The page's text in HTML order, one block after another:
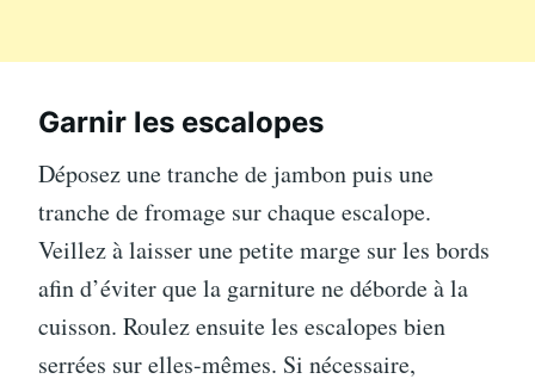
Garnir les escalopes
Déposez une tranche de jambon puis une
tranche de fromage sur chaque escalope.
Veillez à laisser une petite marge sur les bords
afin d’éviter que la garniture ne déborde à la
cuisson. Roulez ensuite les escalopes bien
serrées sur elles-mêmes. Si nécessaire,